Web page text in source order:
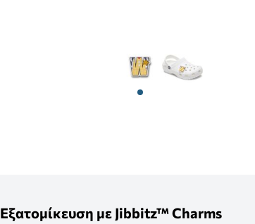
View larger image
Εξατομίκευση με Jibbitz™ Charms